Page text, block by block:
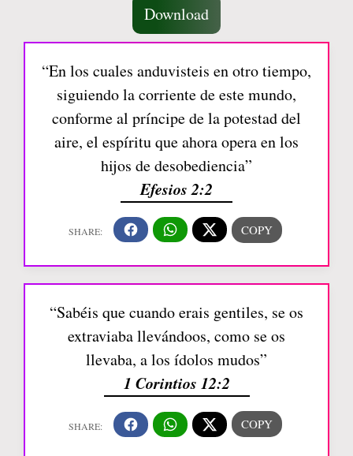
Download
“En los cuales anduvisteis en otro tiempo,
siguiendo la corriente de este mundo,
conforme al príncipe de la potestad del
aire, el espíritu que ahora opera en los
hijos de desobediencia”
Efesios 2:2
“Sabéis que cuando erais gentiles, se os
extraviaba llevándoos, como se os
llevaba, a los ídolos mudos”
1 Corintios 12:2